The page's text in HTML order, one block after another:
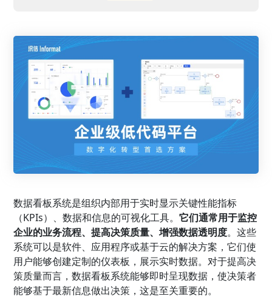
数据看板系统是组织内部用于实时显示关键性能指标
（KPIs）、数据和信息的可视化工具。它们通常用于监控
企业的业务流程、提高决策质量、增强数据透明度。这些
系统可以是软件、应用程序或基于云的解决方案，它们使
用户能够创建定制的仪表板，展示实时数据。对于提高决
策质量而言，数据看板系统能够即时呈现数据，使决策者
能够基于最新信息做出决策，这是至关重要的。